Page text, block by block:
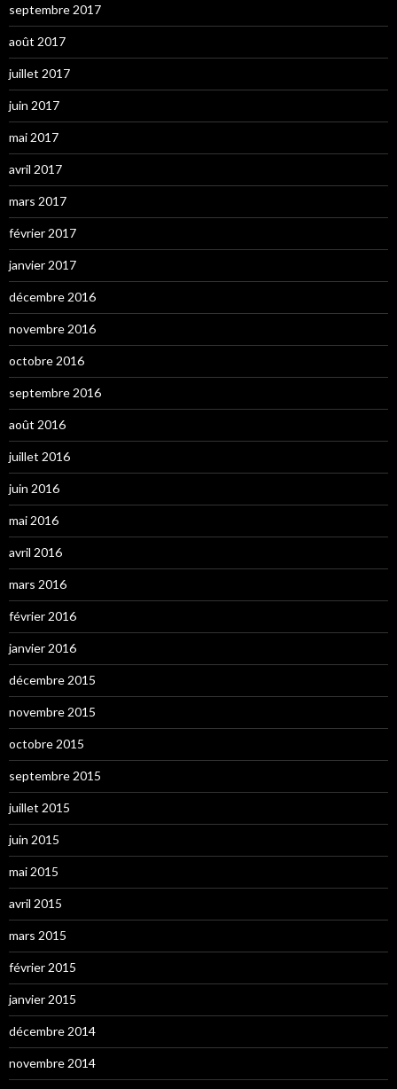
septembre 2017
août 2017
juillet 2017
juin 2017
mai 2017
avril 2017
mars 2017
février 2017
janvier 2017
décembre 2016
novembre 2016
octobre 2016
septembre 2016
août 2016
juillet 2016
juin 2016
mai 2016
avril 2016
mars 2016
février 2016
janvier 2016
décembre 2015
novembre 2015
octobre 2015
septembre 2015
juillet 2015
juin 2015
mai 2015
avril 2015
mars 2015
février 2015
janvier 2015
décembre 2014
novembre 2014